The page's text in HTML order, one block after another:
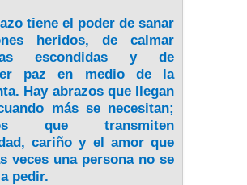
tiene el poder de sanar
heridos, de calmar
escondidas y de
paz en medio de la
Hay abrazos que llegan
más se necesitan;
que transmiten
cariño y el amor que
veces una persona no se
pedir.